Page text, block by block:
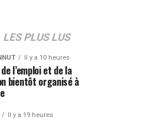
LES PLUS LUS
Il y a 10 heures
l’emploi et de la
bientôt organisé à
Il y a 19 heures